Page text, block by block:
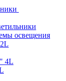
освещения
4L